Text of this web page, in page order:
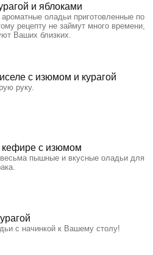
и яблоками
оладьи приготовленные по
рецепту не займут много времени,
Ваших близких.
с изюмом и курагой
руку.
с изюмом
пышные и вкусные оладьи для
с начинкой к Вашему столу!